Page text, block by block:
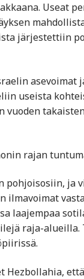
Useat
järjestettiin
asevoimat
useista
rajan
ja
laajempaa
raja-
Hezbollahia,